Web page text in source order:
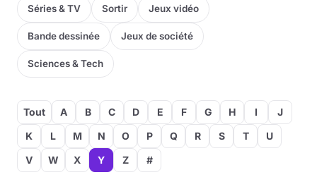
BD
Livres
Jeux vidéo
Jeux de société
Musique
Séries & TV Sortir Jeux vidéo
Bande dessinée Jeux de société
Sciences & Tech
Tout A B C D E F G H I
J
K
L M N O P Q R S T
U
V
W X Y Z #